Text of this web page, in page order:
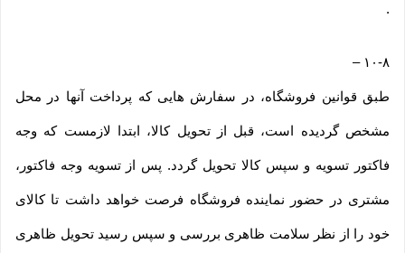
.
۱۰-۸ –
طبق قوانین فروشگاه، در سفارش هایی که پرداخت آنها در محل
مشخص گردیده است، قبل از تحویل کالا، ابتدا لازمست که وجه
فاکتور تسویه و سپس کالا تحویل گردد. پس از تسویه وجه فاکتور،
مشتری در حضور نماینده فروشگاه فرصت خواهد داشت تا کالای
خود را از نظر سلامت ظاهری بررسی و سپس رسید تحویل ظاهری